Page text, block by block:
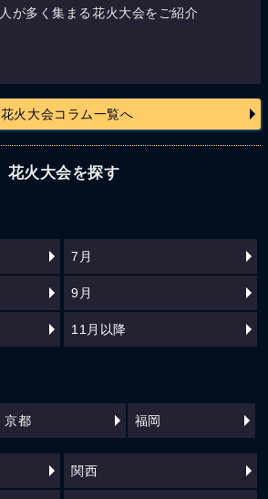
人が多く集まる花火大会をご紹介
花火大会コラム一覧へ
花火大会を探す
7月
9月
11月以降
京都 福岡
関西